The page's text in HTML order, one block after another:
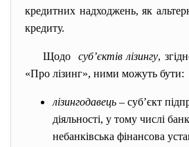
кредитних надходжень, як
кредиту.
Щодо суб’єктів лізингу,
«Про лізинг», ними можуть бути:
лізингодавець – суб’єкт
діяльності, у тому числі
небанківська фінансова